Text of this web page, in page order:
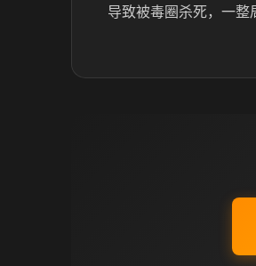
导致被毒圈杀死，一整